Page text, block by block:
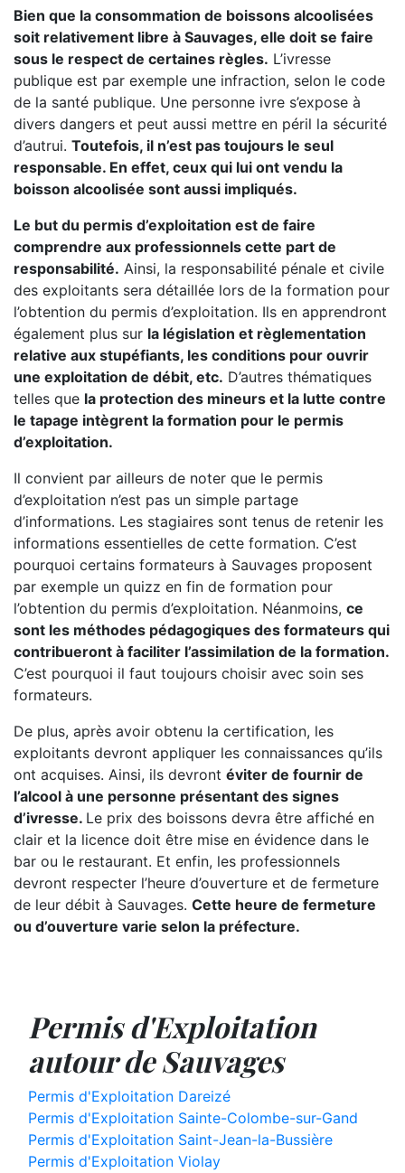
Bien que la consommation de boissons alcoolisées
soit relativement libre à Sauvages, elle doit se faire
sous le respect de certaines règles. L’ivresse
publique est par exemple une infraction, selon le code
de la santé publique. Une personne ivre s’expose à
divers dangers et peut aussi mettre en péril la sécurité
d’autrui. Toutefois, il n’est pas toujours le seul
responsable. En effet, ceux qui lui ont vendu la
boisson alcoolisée sont aussi impliqués.
Le but du permis d’exploitation est de faire
comprendre aux professionnels cette part de
responsabilité. Ainsi, la responsabilité pénale et civile
des exploitants sera détaillée lors de la formation pour
l’obtention du permis d’exploitation. Ils en apprendront
également plus sur la législation et règlementation
relative aux stupéfiants, les conditions pour ouvrir
une exploitation de débit, etc. D’autres thématiques
telles que la protection des mineurs et la lutte contre
le tapage intègrent la formation pour le permis
d’exploitation.
Il convient par ailleurs de noter que le permis
d’exploitation n’est pas un simple partage
d’informations. Les stagiaires sont tenus de retenir les
informations essentielles de cette formation. C’est
pourquoi certains formateurs à Sauvages proposent
par exemple un quizz en fin de formation pour
l’obtention du permis d’exploitation. Néanmoins, ce
sont les méthodes pédagogiques des formateurs qui
contribueront à faciliter l’assimilation de la formation.
C’est pourquoi il faut toujours choisir avec soin ses
formateurs.
De plus, après avoir obtenu la certification, les
exploitants devront appliquer les connaissances qu’ils
ont acquises. Ainsi, ils devront éviter de fournir de
l’alcool à une personne présentant des signes
d’ivresse. Le prix des boissons devra être affiché en
clair et la licence doit être mise en évidence dans le
bar ou le restaurant. Et enfin, les professionnels
devront respecter l’heure d’ouverture et de fermeture
de leur débit à Sauvages. Cette heure de fermeture
ou d’ouverture varie selon la préfecture.
Permis d'Exploitation
autour de Sauvages
Permis d'Exploitation Dareizé
Permis d'Exploitation Sainte-Colombe-sur-Gand
Permis d'Exploitation Saint-Jean-la-Bussière
Permis d'Exploitation Violay